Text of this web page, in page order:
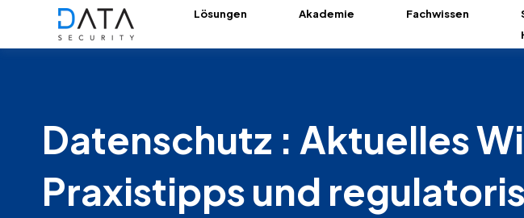
Lösungen Akademie Fachwissen
Datenschutz : Aktuelles
Praxistipps und